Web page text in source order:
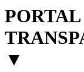
PORTAL
▼